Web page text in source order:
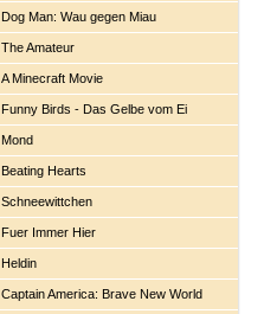
Dog Man: Wau gegen Miau
The Amateur
A Minecraft Movie
Funny Birds - Das Gelbe vom Ei
Mond
Beating Hearts
Schneewittchen
Fuer Immer Hier
Heldin
Captain America: Brave New World